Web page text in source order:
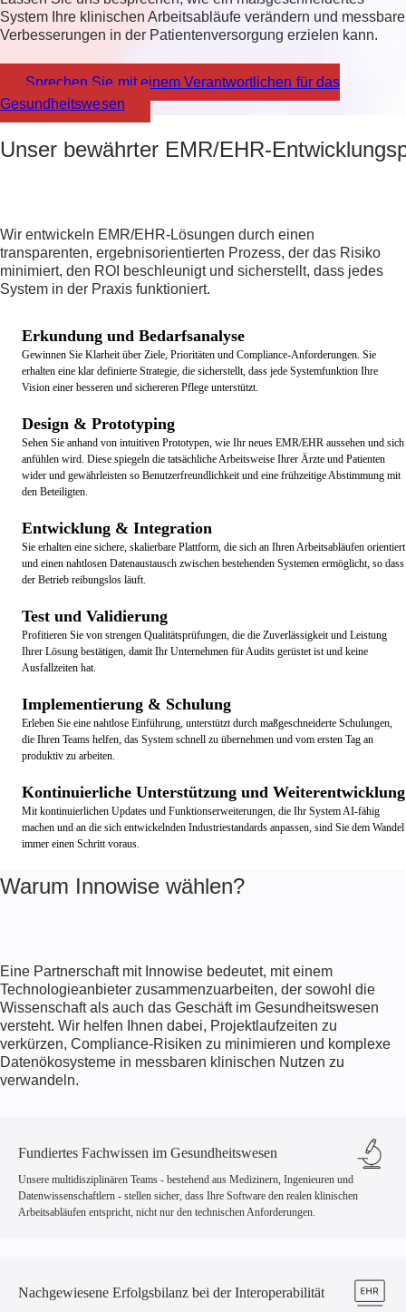
System Ihre klinischen Arbeitsabläufe verändern und messbare
Verbesserungen in der Patientenversorgung erzielen kann.
Sprechen Sie mit einem Verantwortlichen für das
Gesundheitswesen
Unser bewährter EMR/EHR-
Wir entwickeln EMR/EHR-Lösungen durch einen
transparenten, ergebnisorientierten Prozess, der das Risiko
minimiert, den ROI beschleunigt und sicherstellt, dass jedes
System in der Praxis funktioniert.
Erkundung und Bedarfsanalyse
Gewinnen Sie Klarheit über Ziele, Prioritäten und Compliance-Anforderungen. Sie
erhalten eine klar definierte Strategie, die sicherstellt, dass jede Systemfunktion Ihre
Vision einer besseren und sichereren Pflege unterstützt.
Design & Prototyping
Sehen Sie anhand von intuitiven Prototypen, wie Ihr neues EMR/EHR aussehen und sich
anfühlen wird. Diese spiegeln die tatsächliche Arbeitsweise Ihrer Ärzte und Patienten
wider und gewährleisten so Benutzerfreundlichkeit und eine frühzeitige Abstimmung mit
den Beteiligten.
Entwicklung & Integration
Sie erhalten eine sichere, skalierbare Plattform, die sich an Ihren Arbeitsabläufen orientiert
und einen nahtlosen Datenaustausch zwischen bestehenden Systemen ermöglicht, so dass
der Betrieb reibungslos läuft.
Test und Validierung
Profitieren Sie von strengen Qualitätsprüfungen, die die Zuverlässigkeit und Leistung
Ihrer Lösung bestätigen, damit Ihr Unternehmen für Audits gerüstet ist und keine
Ausfallzeiten hat.
Implementierung & Schulung
Erleben Sie eine nahtlose Einführung, unterstützt durch maßgeschneiderte Schulungen,
die Ihren Teams helfen, das System schnell zu übernehmen und vom ersten Tag an
produktiv zu arbeiten.
Kontinuierliche Unterstützung und Weiterentwicklung
Mit kontinuierlichen Updates und Funktionserweiterungen, die Ihr System AI-fähig
machen und an die sich entwickelnden Industriestandards anpassen, sind Sie dem Wandel
immer einen Schritt voraus.
Warum Innowise wählen?
Eine Partnerschaft mit Innowise bedeutet, mit einem
Technologieanbieter zusammenzuarbeiten, der sowohl die
Wissenschaft als auch das Geschäft im Gesundheitswesen
versteht. Wir helfen Ihnen dabei, Projektlaufzeiten zu
verkürzen, Compliance-Risiken zu minimieren und komplexe
Datenökosysteme in messbaren klinischen Nutzen zu
verwandeln.
Fundiertes Fachwissen im Gesundheitswesen
Unsere multidisziplinären Teams - bestehend aus Medizinern, Ingenieuren und
Datenwissenschaftlern - stellen sicher, dass Ihre Software den realen klinischen
Arbeitsabläufen entspricht, nicht nur den technischen Anforderungen.
Nachgewiesene Erfolgsbilanz bei der Interoperabilität